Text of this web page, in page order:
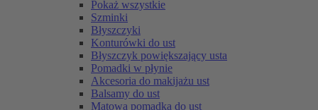
Pokaż wszystkie
Szminki
Błyszczyki
Konturówki do ust
Błyszczyk powiększający usta
Pomadki w płynie
Akcesoria do makijażu ust
Balsamy do ust
Matowa pomadka do ust